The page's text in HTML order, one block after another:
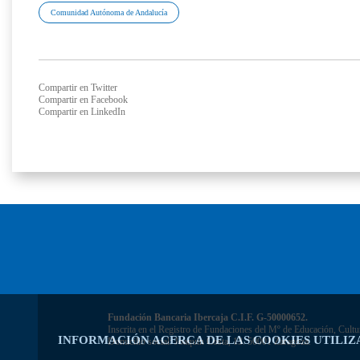
INFORMACIÓN ACERCA DE LAS COOKIES
Comunidad Autónoma de Andalucía
Compartir en Twitter
Compartir en Facebook
Compartir en LinkedIn
Fundación Bancaria Ibercaja C.I.F. G-50000652.
Inscrita en el Registro de Fundaciones del Mº de Educación,
Domicilio social: Joaquín Costa, 13. 50001 Zaragoza.